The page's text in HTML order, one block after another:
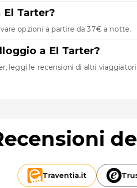
Tarter?
opzioni a partire da 37€ a notte.
a El Tarter?
leggi le recensioni di altri
Traventia.it